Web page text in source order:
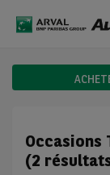
Occasions
(2